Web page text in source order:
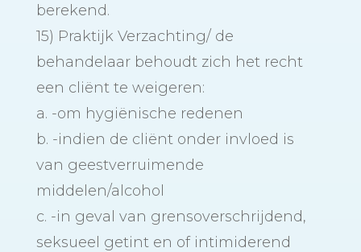
berekend.
15) Praktijk Verzachting/ de
behandelaar behoudt zich het recht
een cliënt te weigeren:
a. -om hygiënische redenen
b. -indien de cliënt onder invloed is
van geestverruimende
middelen/alcohol
c. -in geval van grensoverschrijdend,
seksueel getint en of intimiderend